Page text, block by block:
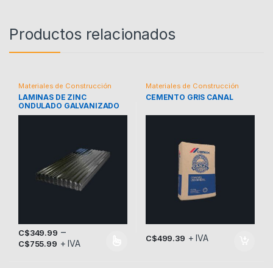
Productos relacionados
Materiales de Construcción
LAMINAS DE ZINC
ONDULADO GALVANIZADO
C$349.99 –
C$755.99 + IVA
Este producto tiene múltiples variantes. Las opciones se
Materiales de Construcción
CEMENTO GRIS CANAL
C$499.39 + IVA